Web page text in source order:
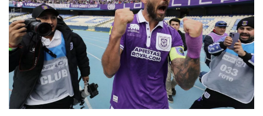
ACTUALIDAD Y TENDENCIAS
CORPORATIVO Y TRANSPARENCIA
CANAL DE DENUNCIAS
ÁREA DE PROYECTOS